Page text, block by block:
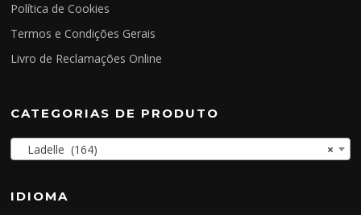
Política de Cookies
Termos e Condições Gerais
Livro de Reclamações Online
CATEGORIAS DE PRODUTO
×
Ladelle (164)
IDIOMA